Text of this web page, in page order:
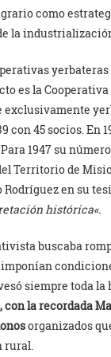
como
la
es la
con 45 socios. En
1947 su
Territorio de
en su
histórica«.
buscaba
siempre toda
con la recordada
organizados